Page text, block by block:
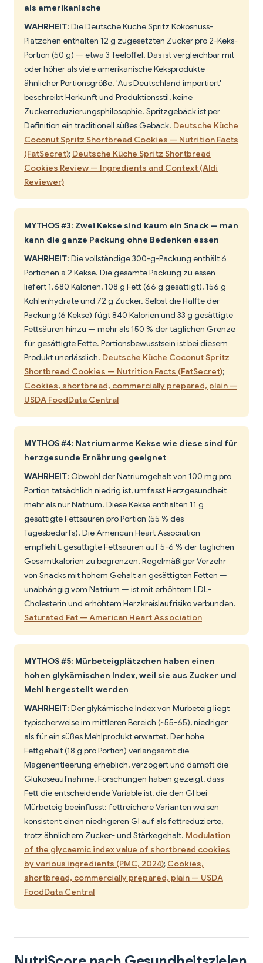
als amerikanische
WAHRHEIT: Die Deutsche Küche Spritz Kokosnuss-
Plätzchen enthalten 12 g zugesetzten Zucker pro 2-Keks-
Portion (50 g) — etwa 3 Teelöffel. Das ist vergleichbar mit
oder höher als viele amerikanische Keksprodukte
ähnlicher Portionsgröße. 'Aus Deutschland importiert'
beschreibt Herkunft und Produktionsstil, keine
Zuckerreduzierungsphilosophie. Spritzgebäck ist per
Definition ein traditionell süßes Gebäck. Deutsche Küche
Coconut Spritz Shortbread Cookies — Nutrition Facts
(FatSecret); Deutsche Küche Spritz Shortbread
Cookies Review — Ingredients and Context (Aldi
Reviewer)
MYTHOS #3: Zwei Kekse sind kaum ein Snack — man
kann die ganze Packung ohne Bedenken essen
WAHRHEIT: Die vollständige 300-g-Packung enthält 6
Portionen à 2 Kekse. Die gesamte Packung zu essen
liefert 1.680 Kalorien, 108 g Fett (66 g gesättigt), 156 g
Kohlenhydrate und 72 g Zucker. Selbst die Hälfte der
Packung (6 Kekse) fügt 840 Kalorien und 33 g gesättigte
Fettsäuren hinzu — mehr als 150 % der täglichen Grenze
für gesättigte Fette. Portionsbewusstsein ist bei diesem
Produkt unerlässlich. Deutsche Küche Coconut Spritz
Shortbread Cookies — Nutrition Facts (FatSecret);
Cookies, shortbread, commercially prepared, plain —
USDA FoodData Central
MYTHOS #4: Natriumarme Kekse wie diese sind für
herzgesunde Ernährung geeignet
WAHRHEIT: Obwohl der Natriumgehalt von 100 mg pro
Portion tatsächlich niedrig ist, umfasst Herzgesundheit
mehr als nur Natrium. Diese Kekse enthalten 11 g
gesättigte Fettsäuren pro Portion (55 % des
Tagesbedarfs). Die American Heart Association
empfiehlt, gesättigte Fettsäuren auf 5-6 % der täglichen
Gesamtkalorien zu begrenzen. Regelmäßiger Verzehr
von Snacks mit hohem Gehalt an gesättigten Fetten —
unabhängig vom Natrium — ist mit erhöhtem LDL-
Cholesterin und erhöhtem Herzkreislaufrisiko verbunden.
Saturated Fat — American Heart Association
MYTHOS #5: Mürbeteigplätzchen haben einen
hohen glykämischen Index, weil sie aus Zucker und
Mehl hergestellt werden
WAHRHEIT: Der glykämische Index von Mürbeteig liegt
typischerweise im mittleren Bereich (~55-65), niedriger
als für ein süßes Mehlprodukt erwartet. Der hohe
Fettgehalt (18 g pro Portion) verlangsamt die
Magenentleerung erheblich, verzögert und dämpft die
Glukoseaufnahme. Forschungen haben gezeigt, dass
Fett die entscheidende Variable ist, die den GI bei
Mürbeteig beeinflusst: fettreichere Varianten weisen
konsistent einen niedrigeren GI auf als fettreduzierte,
trotz ähnlichem Zucker- und Stärkegehalt. Modulation
of the glycaemic index value of shortbread cookies
by various ingredients (PMC, 2024); Cookies,
shortbread, commercially prepared, plain — USDA
FoodData Central